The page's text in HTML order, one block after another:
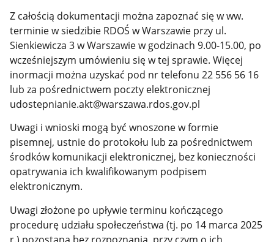
Z całością dokumentacji można zapoznać się w ww.
terminie w siedzibie RDOŚ w Warszawie przy ul.
Sienkiewicza 3 w Warszawie w godzinach 9.00-15.00, po
wcześniejszym umówieniu się w tej sprawie. Więcej
inormacji można uzyskać pod nr telefonu 22 556 56 16
lub za pośrednictwem poczty elektronicznej
udostepnianie.akt@warszawa.rdos.gov.pl
Uwagi i wnioski mogą być wnoszone w formie
pisemnej, ustnie do protokołu lub za pośrednictwem
środków komunikacji elektronicznej, bez konieczności
opatrywania ich kwalifikowanym podpisem
elektronicznym.
Uwagi złożone po upływie terminu kończącego
procedurę udziału społeczeństwa (tj. po 14 marca 2025